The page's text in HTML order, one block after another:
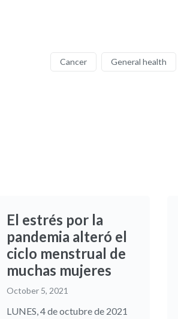
Cancer General health
El estrés por la
pandemia alteró el
ciclo menstrual de
muchas mujeres
October 5, 2021
LUNES, 4 de octubre de 2021